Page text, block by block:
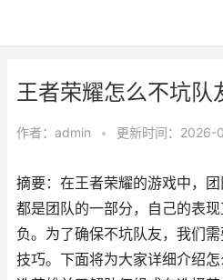
王者荣耀怎么不坑队
作者： admin • 更新时间：2026-
摘要：在王者荣耀的游戏中，
都是团队的一部分，自己的表
负。为了确保不坑队友，我们
技巧。下面将为大家详细介绍怎